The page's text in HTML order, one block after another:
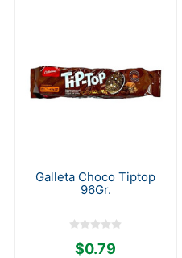
Galleta Choco Tiptop
96Gr.
$0.79